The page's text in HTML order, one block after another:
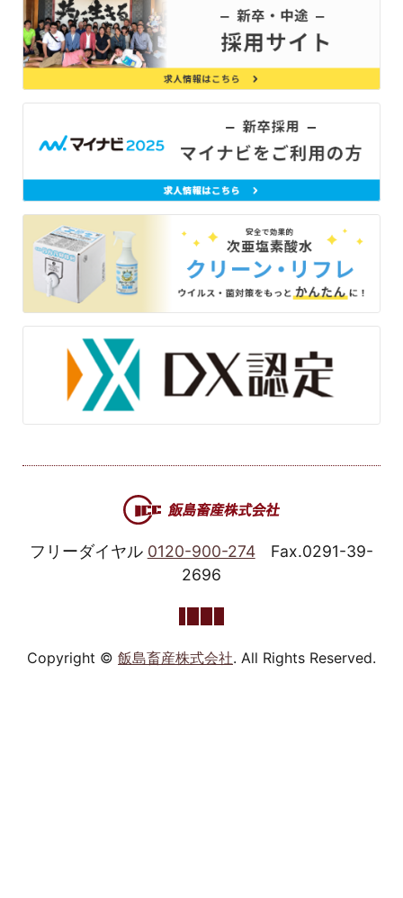
フリーダイヤル 0120-900-274
Fax.0291-39-
2696
Copyright © 飯島畜産株式会社. All Rights Reserved.